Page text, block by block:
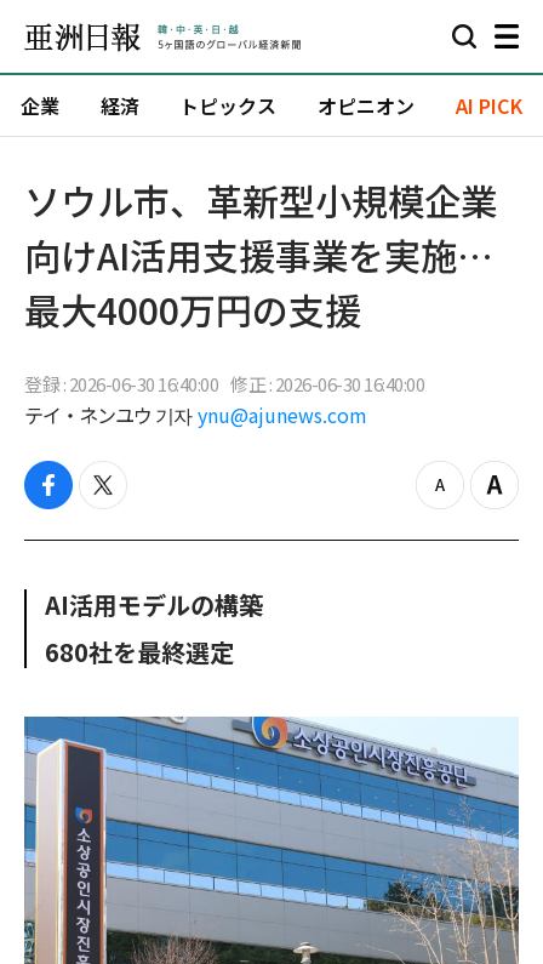
企業 経済 トピックス オピニオン AI PICK
ソウル市、革新型小規模企業
向けAI活用支援事業を実施…
最大4000万円の支援
登録 : 2026-06-30 16:40:00 修正 : 2026-06-30 16:40:00
テイ・ネンユウ 기자 ynu@ajunews.com
f
c
o
k
t
i
e
z
o
Z
o
AI活用モデルの構築
680社を最終選定